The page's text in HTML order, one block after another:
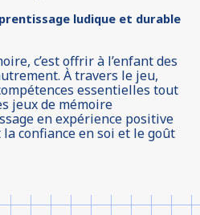
ludique et durable
c’est offrir à l’enfant des
À travers le jeu,
essentielles tout
jeux de mémoire
en expérience positive
confiance en soi et le goût